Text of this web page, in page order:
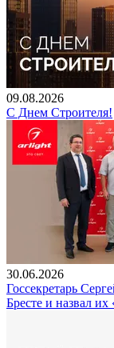
09.08.2026
С Днем Строителя!
30.06.2026
Госсекретарь
Бресте и назвал